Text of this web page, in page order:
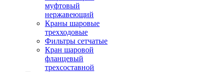
муфтовый
нержавеющий
Краны шаровые
трехходовые
Фильтры сетчатые
Кран шаровой
фланцевый
трехсоставной